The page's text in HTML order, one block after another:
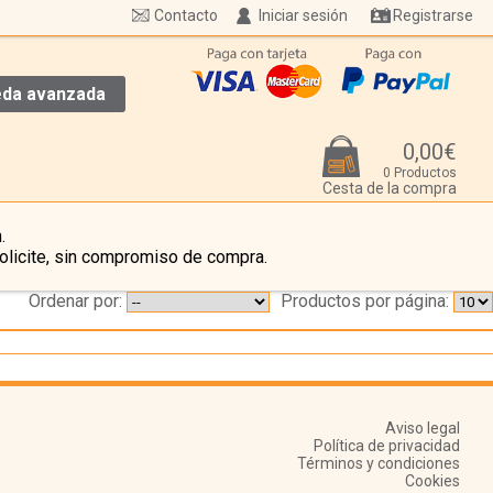
Iniciar sesión Registrarse
Contacto
avanzada
0,00€
0 Productos
Cesta de la compra
sin compromiso de compra.
Productos por página:
Ordenar por:
Aviso legal
Política de privacidad
Términos y condiciones
Cookies